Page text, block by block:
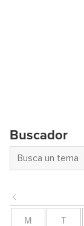
Buscador
M